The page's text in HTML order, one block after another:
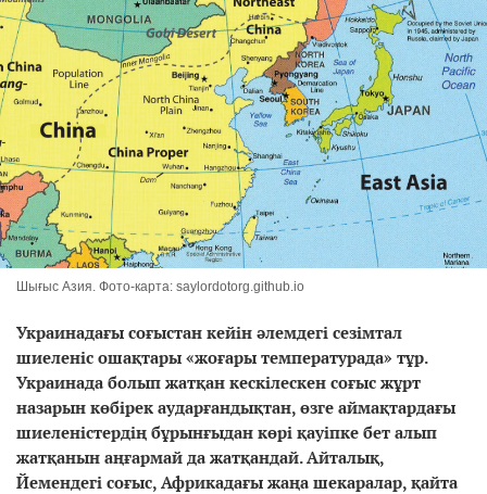
Шығыс Азия. Фото-карта: saylordotorg.github.io
Украинадағы соғыстан кейін әлемдегі сезімтал
шиеленіс ошақтары «жоғары температурада» тұр.
Украинада болып жатқан кескілескен соғыс жұрт
назарын көбірек аударғандықтан, өзге аймақтардағы
шиеленістердің бұрынғыдан көрі қауіпке бет алып
жатқанын аңғармай да жатқандай. Айталық,
Йемендегі соғыс, Африкадағы жаңа шекаралар, қайта